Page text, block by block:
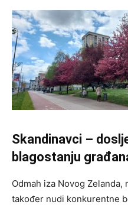
Skandinavci –
blagostanju
Odmah iza Novog Zelanda,
također nudi konkurentne